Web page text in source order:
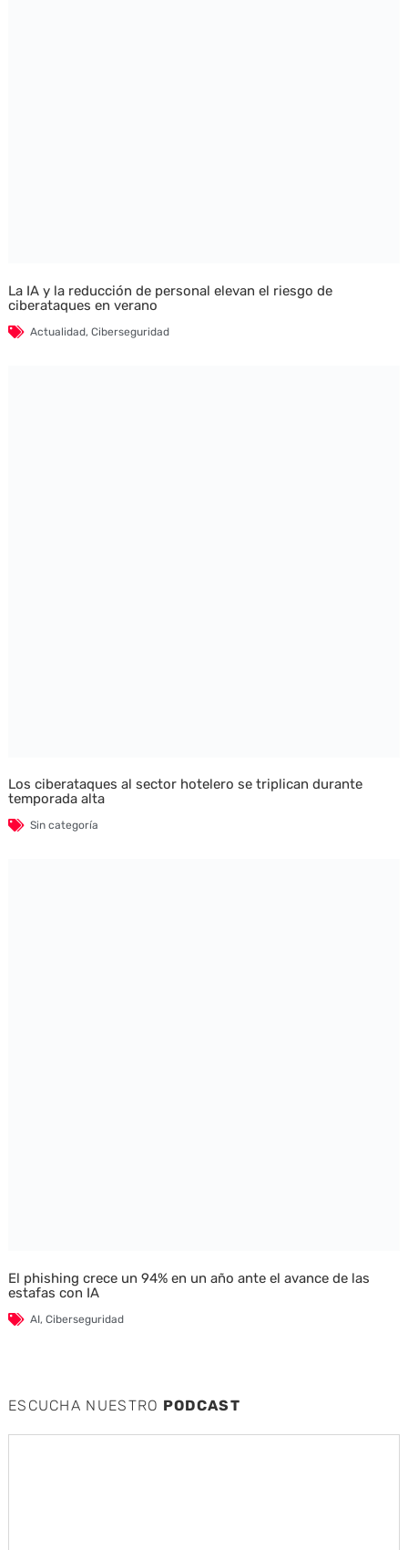
La IA y la reducción de personal elevan el riesgo de
ciberataques en verano
Actualidad, Ciberseguridad
Los ciberataques al sector hotelero se triplican durante
temporada alta
Sin categoría
El phishing crece un 94% en un año ante el avance de las
estafas con IA
AI, Ciberseguridad
ESCUCHA NUESTRO PODCAST